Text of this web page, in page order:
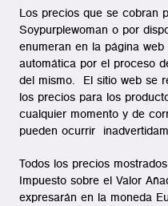
Los precios que se cobran
Soypurplewoman o por
enumeran en la página
automática por el proceso
del mismo. El sitio web se
los precios para los
cualquier momento y de
pueden ocurrir
Todos los precios
Impuesto sobre el Valor
expresarán en la moneda